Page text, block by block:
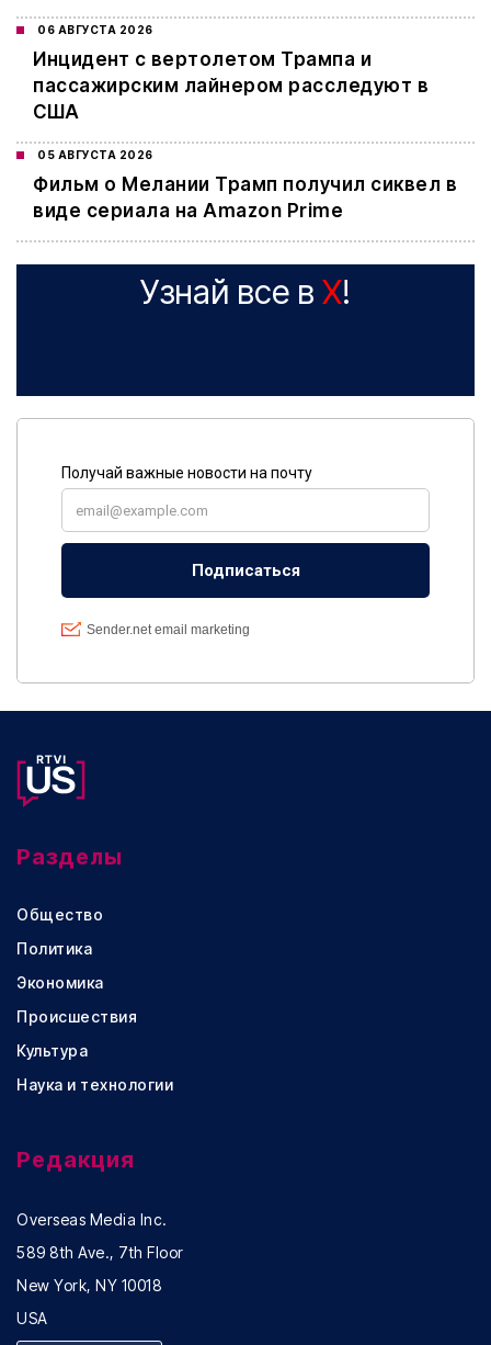
06 АВГУСТА 2026
Инцидент с вертолетом Трампа и
пассажирским лайнером расследуют в
США
05 АВГУСТА 2026
Фильм о Мелании Трамп получил сиквел в
виде сериала на Amazon Prime
Узнай все в X!
Разделы
Общество
Политика
Экономика
Происшествия
Культура
Наука и технологии
Редакция
Overseas Media Inc.
589 8th Ave., 7th Floor
New York, NY 10018
USA